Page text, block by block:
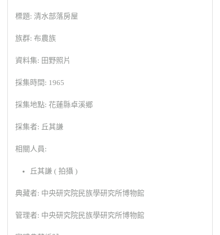
標題: 清水部落房屋
族群: 布農族
資料集: 田野照片
採集時間: 1965
採集地點: 花蓮縣卓溪鄉
採集者: 丘其謙
相關人員:
丘其謙 ( 拍攝 )
典藏者: 中央研究院民族學研究所博物館
管理者: 中央研究院民族學研究所博物館